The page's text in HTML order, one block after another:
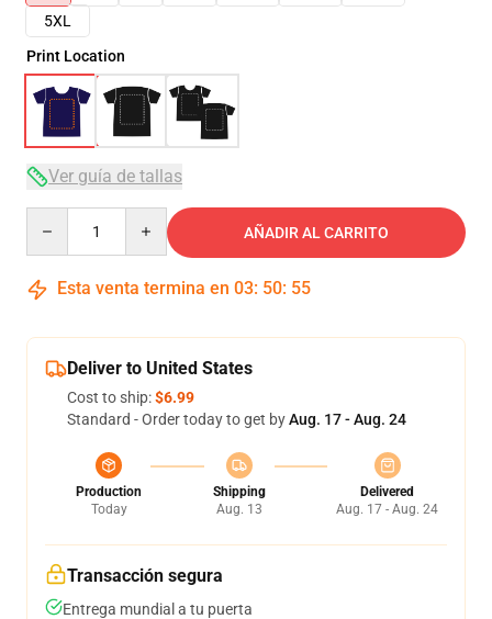
5XL
Print Location
Ver guía de tallas
AÑADIR AL CARRITO
Esta venta termina en 03: 50: 54
Deliver to United States
Cost to ship:$6.99
Standard - Order today to get byAug. 17 - Aug. 24
Production
Today
Shipping
Aug. 13
Delivered
Aug. 17 - Aug. 24
Transacción segura
Entrega mundial a tu puerta